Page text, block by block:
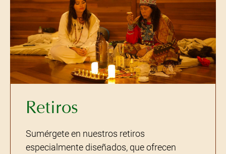
Retiros
Sumérgete en nuestros retiros
especialmente diseñados, que ofrecen